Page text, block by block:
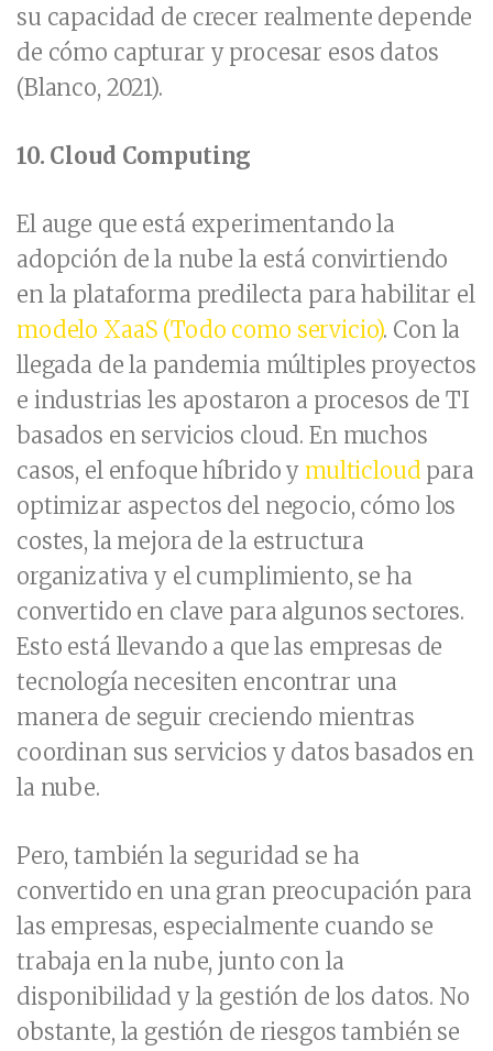
su capacidad de crecer realmente depende
de cómo capturar y procesar esos datos
(Blanco, 2021).
10. Cloud Computing
El auge que está experimentando la
adopción de la nube la está convirtiendo
en la plataforma predilecta para habilitar el
modelo XaaS (Todo como servicio). Con la
llegada de la pandemia múltiples proyectos
e industrias les apostaron a procesos de TI
basados en servicios cloud. En muchos
casos, el enfoque híbrido y multicloud para
optimizar aspectos del negocio, cómo los
costes, la mejora de la estructura
organizativa y el cumplimiento, se ha
convertido en clave para algunos sectores.
Esto está llevando a que las empresas de
tecnología necesiten encontrar una
manera de seguir creciendo mientras
coordinan sus servicios y datos basados en
la nube.
Pero, también la seguridad se ha
convertido en una gran preocupación para
las empresas, especialmente cuando se
trabaja en la nube, junto con la
disponibilidad y la gestión de los datos. No
obstante, la gestión de riesgos también se